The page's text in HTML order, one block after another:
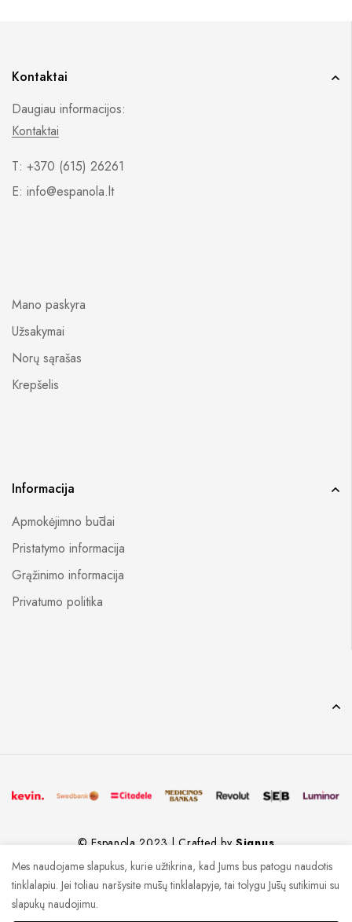
Kontaktai
Daugiau informacijos:
Kontaktai
T: +370 (615) 26261
E: info@espanola.lt
Mano paskyra
Užsakymai
Norų sąrašas
Krepšelis
Informacija
Apmokėjimno būdai
Pristatymo informacija
Grąžinimo informacija
Privatumo politika
© Espanola 2023 | Crafted bySignus
Mes naudojame slapukus, kurie užtikrina, kad Jums bus patogu naudotis
tinklalapiu. Jei toliau naršysite mūsų tinklalapyje, tai tolygu Jūsų sutikimui su
slapukų naudojimu.